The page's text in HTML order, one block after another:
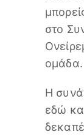
στο
ομάδα.
Η
εδώ